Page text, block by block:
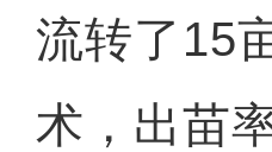
流转了15
术，出苗